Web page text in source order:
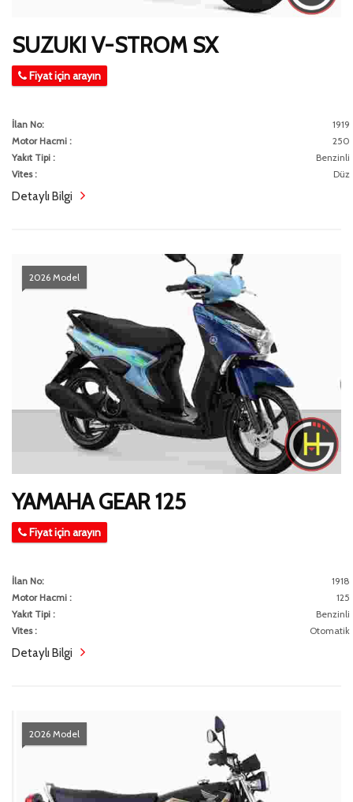
SUZUKI V-STROM SX
Fiyat için arayın
İlan No:
1919
Motor Hacmi :
250
Yakıt Tipi :
Benzinli
Vites :
Düz
Detaylı Bilgi
2026 Model
YAMAHA GEAR 125
Fiyat için arayın
İlan No:
1918
Motor Hacmi :
125
Yakıt Tipi :
Benzinli
Vites :
Otomatik
Detaylı Bilgi
2026 Model